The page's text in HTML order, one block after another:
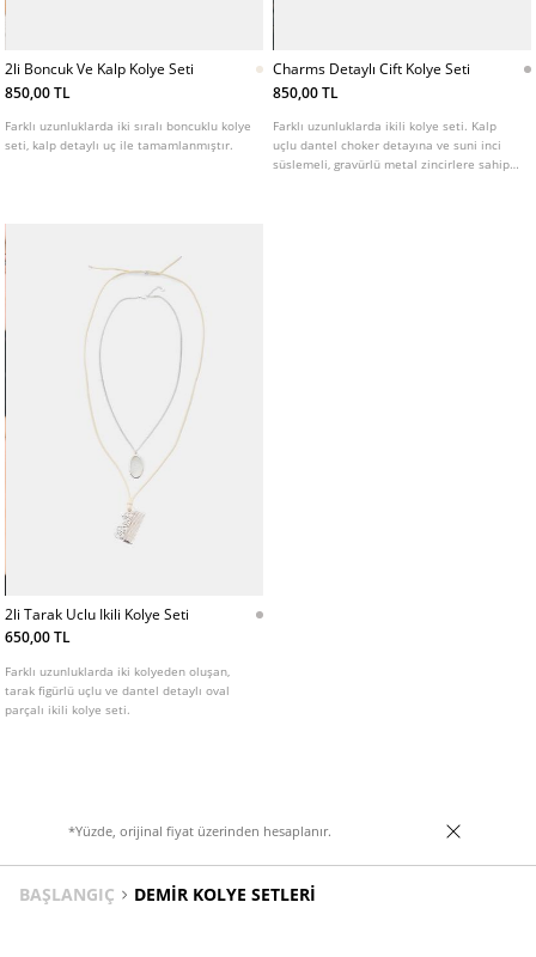
2li Boncuk Ve Kalp Kolye Seti
850,00 TL
Farklı uzunluklarda iki sıralı boncuklu kolye
seti, kalp detaylı uç ile tamamlanmıştır.
Charms Detaylı Cift Kolye Seti
850,00 TL
Farklı uzunluklarda ikili kolye seti. Kalp
uçlu dantel choker detayına ve suni inci
süslemeli, gravürlü metal zincirlere sahip
2li Tarak Uclu Ikili Kolye Seti
650,00 TL
Farklı uzunluklarda iki kolyeden oluşan,
tarak figürlü uçlu ve dantel detaylı oval
parçalı ikili kolye seti.
*Yüzde, orijinal fiyat üzerinden hesaplanır.
BAŞLANGIÇ DEMIR KOLYE SETLERI